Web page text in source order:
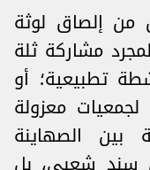
إلصاق لوثة
مشاركة ثلة
تطبيعية؛ أو
معزولة
بين الصهاينة